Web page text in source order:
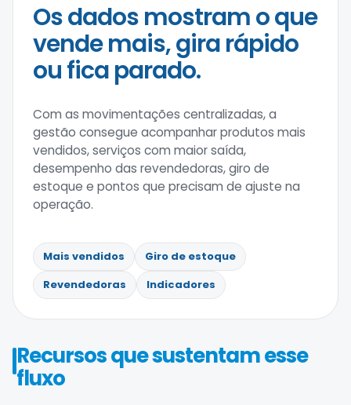
Os dados mostram o que
vende mais, gira rápido
ou fica parado.
Com as movimentações centralizadas, a
gestão consegue acompanhar produtos mais
vendidos, serviços com maior saída,
desempenho das revendedoras, giro de
estoque e pontos que precisam de ajuste na
operação.
Mais vendidos
Giro de estoque
Revendedoras
Indicadores
Recursos que sustentam esse
fluxo